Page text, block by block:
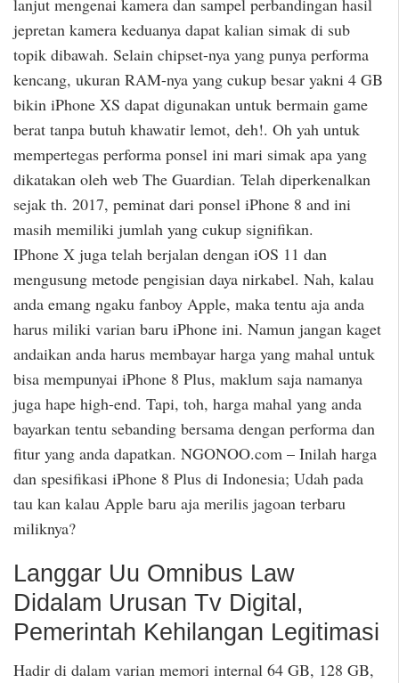
lanjut mengenai kamera dan sampel perbandingan hasil
jepretan kamera keduanya dapat kalian simak di sub
topik dibawah. Selain chipset-nya yang punya performa
kencang, ukuran RAM-nya yang cukup besar yakni 4 GB
bikin iPhone XS dapat digunakan untuk bermain game
berat tanpa butuh khawatir lemot, deh!. Oh yah untuk
mempertegas performa ponsel ini mari simak apa yang
dikatakan oleh web The Guardian. Telah diperkenalkan
sejak th. 2017, peminat dari ponsel iPhone 8 and ini
masih memiliki jumlah yang cukup signifikan.
IPhone X juga telah berjalan dengan iOS 11 dan
mengusung metode pengisian daya nirkabel. Nah, kalau
anda emang ngaku fanboy Apple, maka tentu aja anda
harus miliki varian baru iPhone ini. Namun jangan kaget
andaikan anda harus membayar harga yang mahal untuk
bisa mempunyai iPhone 8 Plus, maklum saja namanya
juga hape high-end. Tapi, toh, harga mahal yang anda
bayarkan tentu sebanding bersama dengan performa dan
fitur yang anda dapatkan. NGONOO.com – Inilah harga
dan spesifikasi iPhone 8 Plus di Indonesia; Udah pada
tau kan kalau Apple baru aja merilis jagoan terbaru
miliknya?
Langgar Uu Omnibus Law
Didalam Urusan Tv Digital,
Pemerintah Kehilangan Legitimasi
Hadir di dalam varian memori internal 64 GB, 128 GB,